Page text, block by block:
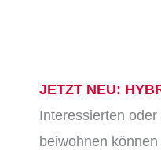
JETZT NEU:
Interessierten
beiwohnen